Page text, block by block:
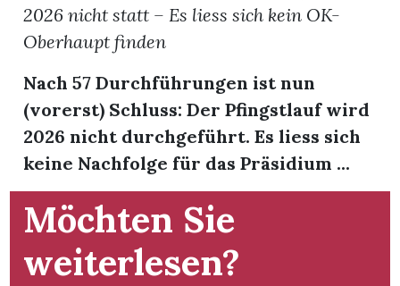
2026 nicht statt – Es liess sich kein OK-
Oberhaupt finden
Nach 57 Durchführungen ist nun
(vorerst) Schluss: Der Pfingstlauf wird
2026 nicht durchgeführt. Es liess sich
keine Nachfolge für das Präsidium ...
Möchten Sie
weiterlesen?